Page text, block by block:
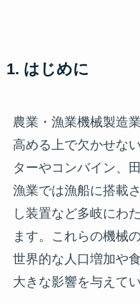
1. はじめに
農業・漁業機械製造
高める上で欠かせな
ターやコンバイン、
漁業では漁船に搭載
し装置など多岐にわ
ます。これらの機械
世界的な人口増加や
大きな影響を与えて